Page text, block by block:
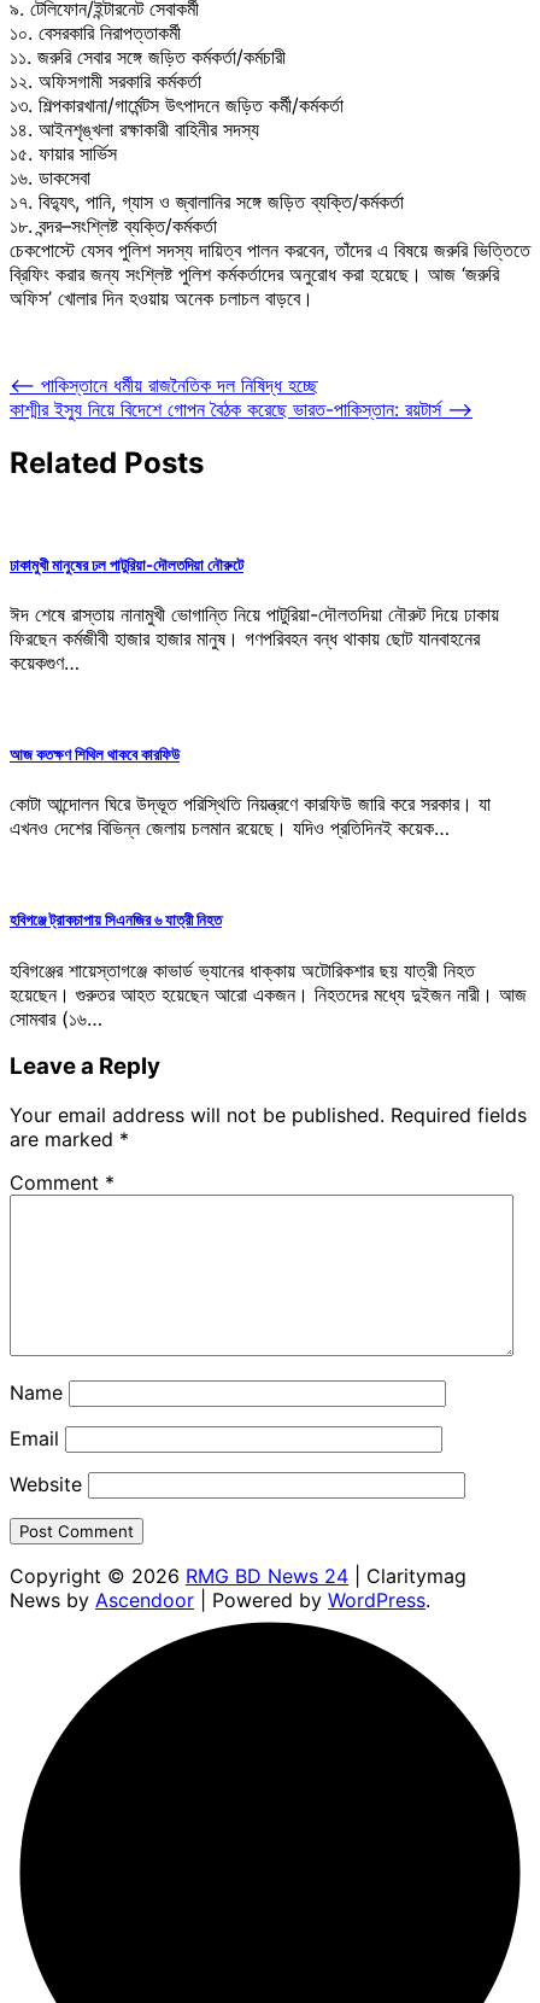
৯. টেলিফোন/ইন্টারনেট সেবাকর্মী
১০. বেসরকারি নিরাপত্তাকর্মী
১১. জরুরি সেবার সঙ্গে জড়িত কর্মকর্তা/কর্মচারী
১২. অফিসগামী সরকারি কর্মকর্তা
১৩. শিল্পকারখানা/গার্মেন্টস উৎপাদনে জড়িত কর্মী/কর্মকর্তা
১৪. আইনশৃঙ্খলা রক্ষাকারী বাহিনীর সদস্য
১৫. ফায়ার সার্ভিস
১৬. ডাকসেবা
১৭. বিদ্যুৎ, পানি, গ্যাস ও জ্বালানির সঙ্গে জড়িত ব্যক্তি/কর্মকর্তা
১৮. বন্দর–সংশ্লিষ্ট ব্যক্তি/কর্মকর্তা
চেকপোস্টে যেসব পুলিশ সদস্য দায়িত্ব পালন করবেন, তাঁদের এ বিষয়ে জরুরি ভিত্তিতে
ব্রিফিং করার জন্য সংশ্লিষ্ট পুলিশ কর্মকর্তাদের অনুরোধ করা হয়েছে। আজ ‘জরুরি
অফিস’ খোলার দিন হওয়ায় অনেক চলাচল বাড়বে।
Post
navigation
⟵ পাকিস্তানে ধর্মীয় রাজনৈতিক দল নিষিদ্ধ হচ্ছে
কাশ্মীর ইস্যু নিয়ে বিদেশে গোপন বৈঠক করেছে ভারত-পাকিস্তান: রয়টার্স ⟶
Related Posts
ঢাকামুখী মানুষের ঢল পাটুরিয়া-দৌলতদিয়া নৌরুটে
ঈদ শেষে রাস্তায় নানামুখী ভোগান্তি নিয়ে পাটুরিয়া-দৌলতদিয়া নৌরুট দিয়ে ঢাকায়
ফিরছেন কর্মজীবী হাজার হাজার মানুষ। গণপরিবহন বন্ধ থাকায় ছোট যানবাহনের
কয়েকগুণ…
আজ কতক্ষণ শিথিল থাকবে কারফিউ
কোটা আন্দোলন ঘিরে উদ্ভূত পরিস্থিতি নিয়ন্ত্রণে কারফিউ জারি করে সরকার। যা
এখনও দেশের বিভিন্ন জেলায় চলমান রয়েছে। যদিও প্রতিদিনই কয়েক…
হবিগঞ্জে ট্রাকচাপায় সিএনজির ৬ যাত্রী নিহত
হবিগঞ্জের শায়েস্তাগঞ্জে কাভার্ড ভ্যানের ধাক্কায় অটোরিকশার ছয় যাত্রী নিহত
হয়েছেন। গুরুতর আহত হয়েছেন আরো একজন। নিহতদের মধ্যে দুইজন নারী। আজ
সোমবার (১৬…
Leave a Reply
Your email address will not be published. Required fields
are marked *
Comment *
Name
Email
Website
Copyright © 2026 RMG BD News 24 | Claritymag
News by Ascendoor | Powered by WordPress.